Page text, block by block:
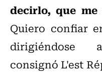
decirlo, que me
Quiero confiar
dirigiéndose
consignó L'est